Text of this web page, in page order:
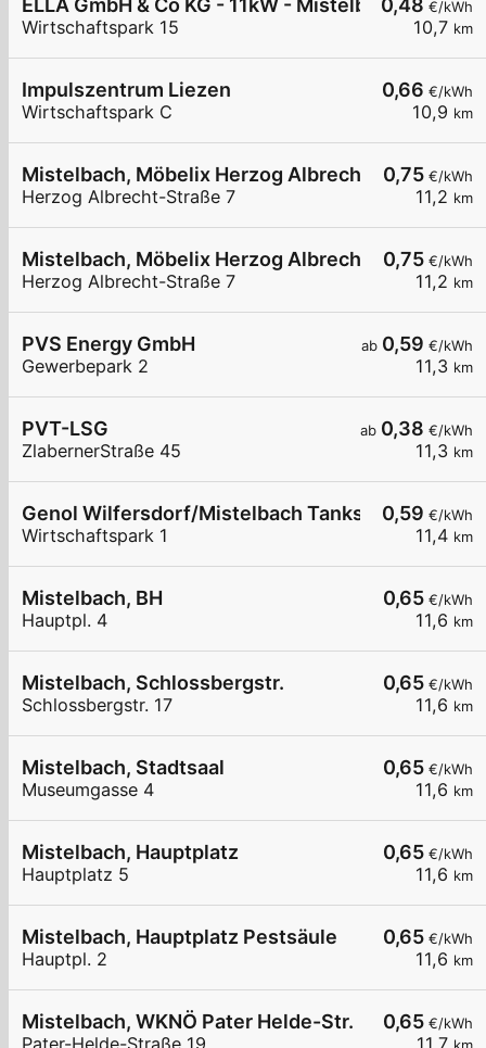
0,48 €/kWh
10,7 km
ELLA GmbH & Co KG - 11kW - Mistelbach -
Wirtschaftspark 15
0,66 €/kWh
10,9 km
Impulszentrum Liezen
Wirtschaftspark C
0,75 €/kWh
11,2 km
Mistelbach, Möbelix Herzog Albrecht-Straße
Herzog Albrecht-Straße 7
0,75 €/kWh
11,2 km
Mistelbach, Möbelix Herzog Albrecht-Straße
Herzog Albrecht-Straße 7
ab 0,59 €/kWh
11,3 km
PVS Energy GmbH
Gewerbepark 2
ab 0,38 €/kWh
11,3 km
PVT-LSG
ZlabernerStraße 45
0,59 €/kWh
11,4 km
Genol Wilfersdorf/Mistelbach Tankstelle
Wirtschaftspark 1
0,65 €/kWh
11,6 km
Mistelbach, BH
Hauptpl. 4
0,65 €/kWh
11,6 km
Mistelbach, Schlossbergstr.
Schlossbergstr. 17
0,65 €/kWh
11,6 km
Mistelbach, Stadtsaal
Museumgasse 4
0,65 €/kWh
11,6 km
Mistelbach, Hauptplatz
Hauptplatz 5
0,65 €/kWh
11,6 km
Mistelbach, Hauptplatz Pestsäule
Hauptpl. 2
0,65 €/kWh
Mistelbach, WKNÖ Pater Helde-Str.